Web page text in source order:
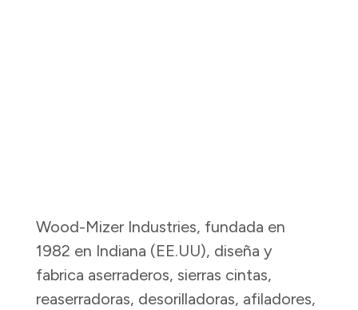
Wood-Mizer Industries, fundada en
1982 en Indiana (EE.UU), diseña y
fabrica aserraderos, sierras cintas,
reaserradoras, desorilladoras, afiladores,